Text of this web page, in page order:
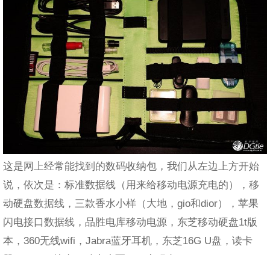
这是网上经常能找到的数码收纳包，我们从左边上方开始
说，依次是：标准数据线（用来给移动电源充电的），移
动硬盘数据线，三款香水小样（大地，gio和dior），苹果
闪电接口数据线，品胜电库移动电源，东芝移动硬盘1t版
本，360无线wifi，Jabra蓝牙耳机，东芝16G U盘，读卡